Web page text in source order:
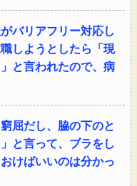
バリアフリー対応し
しようとしたら「現
と言われたので、病
屈だし、脇の下のと
と言って、ブラをし
けばいいのは分かっ